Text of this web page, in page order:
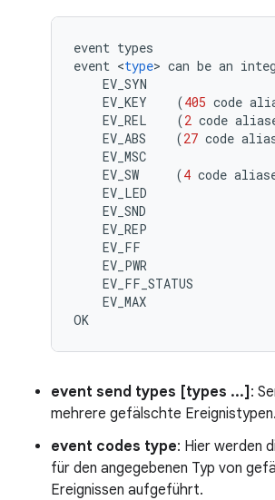
event types
event <type> can be an
EV_SYN
EV_KEY
(405 code
EV_REL
(2 code
EV_ABS
(27 code
EV_MSC
EV_SW
(4 code
EV_LED
EV_SND
EV_REP
EV_FF
EV_PWR
EV_FF_STATUS
EV_MAX
OK
event send types [types ...] :
mehrere gefälschte Ereignistypen.
event codes type: Hier werden
für den angegebenen Typ von
Ereignissen aufgeführt.